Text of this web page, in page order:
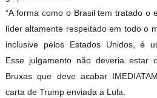
“A forma como o Brasil tem tratado o
líder altamente respeitado em todo o
inclusive pelos Estados Unidos, é
Esse julgamento não deveria estar
Bruxas que deve acabar
carta de Trump enviada a Lula.